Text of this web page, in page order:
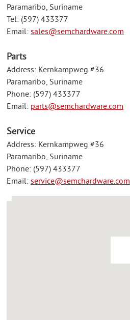
Paramaribo, Suriname
Tel: (597) 433377
Email: sales@semchardware.com
Parts
Address: Kernkampweg #36
Paramaribo, Suriname
Phone: (597) 433377
Email: parts@semchardware.com
Service
Address: Kernkampweg #36
Paramaribo, Suriname
Phone: (597) 433377
Email: service@semchardware.com